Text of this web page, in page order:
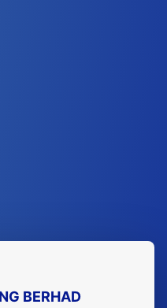
BERHAD